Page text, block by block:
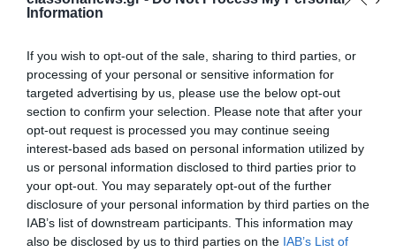
Information
If you wish to opt-out of the sale, sharing to third parties, or
processing of your personal or sensitive information for
targeted advertising by us, please use the below opt-out
section to confirm your selection. Please note that after your
opt-out request is processed you may continue seeing
interest-based ads based on personal information utilized by
us or personal information disclosed to third parties prior to
your opt-out. You may separately opt-out of the further
disclosure of your personal information by third parties on the
IAB’s list of downstream participants. This information may
also be disclosed by us to third parties on the IAB’s List of
Διαχείριση Συγκατάθεσης
Για να παρέχουμε την καλύτερη εμπειρία, χρησιμοποιούμε τεχνολογίες όπως
cookies για την αποθήκευση ή/και την πρόσβαση σε πληροφορίες συσκευών.
Η συγκατάθεση για τις εν λόγω τεχνολογίες θα μας επιτρέψει να
Άνοιγμα των σφαγείων πιλοτικά στη
Λάρισα μετά από τεσσεράμισι μήνες
– Πολύ αυστηρά τα μέτρα
Ανάσα στην ασφυκτική κατάσταση που βιώνει η
κτηνοτροφία από τις επιπτώσεις της ευλογίας
φέρνει το άνοιγμα των σφαγείων πιλοτικά στον …
F M E Μ